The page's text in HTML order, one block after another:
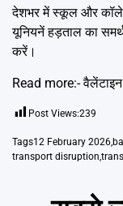
देशभर में स्कूल और
यूनियनें हड़ताल का
करें।
Read more:-
Post Views:239
Tags12 February 2026,
transport disruption,